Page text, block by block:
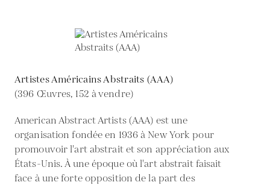
Artistes Américains Abstraits (AAA)
(396 Œuvres, 152 à vendre)
American Abstract Artists (AAA) est une
organisation fondée en 1936 à New York pour
promouvoir l'art abstrait et son appréciation aux
États-Unis. À une époque où l'art abstrait faisait
face à une forte opposition de la part des